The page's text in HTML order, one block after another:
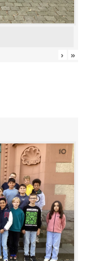
› »